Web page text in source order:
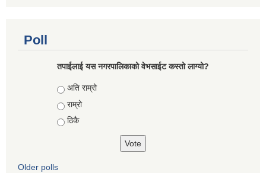
Poll
तपाईलाई यस नगरपालिकाको वेभसाईट कस्तो लाग्यो?
Choices
अति राम्रो
राम्रो
ठिकै
Older polls